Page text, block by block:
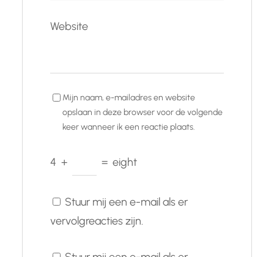
Website
Mijn naam, e-mailadres en website
opslaan in deze browser voor de volgende
keer wanneer ik een reactie plaats.
4 + = eight
Stuur mij een e-mail als er
vervolgreacties zijn.